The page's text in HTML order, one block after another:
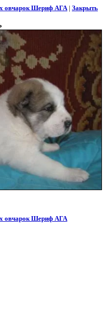
овчарок Шериф АГА| Закрыть
овчарок Шериф АГА